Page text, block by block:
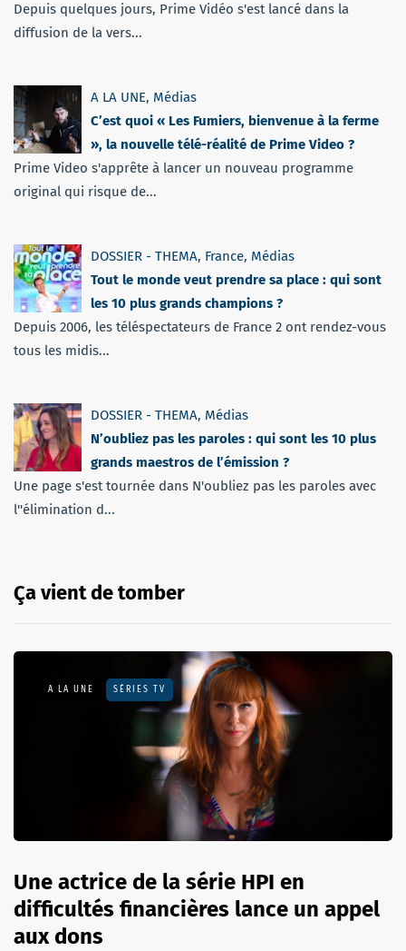
Depuis quelques jours, Prime Vidéo s'est lancé dans la
diffusion de la vers...
A LA UNE, Médias
C’est quoi « Les Fumiers, bienvenue à la ferme
», la nouvelle télé-réalité de Prime Video ?
Prime Video s'apprête à lancer un nouveau programme
original qui risque de...
DOSSIER - THEMA, France, Médias
Tout le monde veut prendre sa place : qui sont
les 10 plus grands champions ?
Depuis 2006, les téléspectateurs de France 2 ont rendez-vous
tous les midis...
DOSSIER - THEMA, Médias
N’oubliez pas les paroles : qui sont les 10 plus
grands maestros de l’émission ?
Une page s'est tournée dans N'oubliez pas les paroles avec
l''élimination d...
Ça vient de tomber
A LA UNE SÉRIES TV
Une actrice de la série HPI en
difficultés financières lance un appel
aux dons